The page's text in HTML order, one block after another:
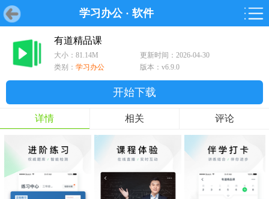
学习办公· 软件
首页 游戏
游戏 软件 鸿蒙
游戏
鸿蒙
软件
有道精品课
大小：81.14M
更新时间：2026-04-30
类别： 学习办公 版本：v6.9.0
开始下载
详情 相关 评论